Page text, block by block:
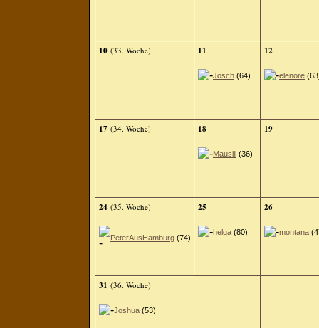
10 (33. Woche) 11
Josch (64)
12
elenore
17 (34. Woche) 18
Mausiii (36)
19
24 (35. Woche)
PeterAusHamburg (74)
25
helga (80)
26
montana
31 (36. Woche)
Joshua (53)